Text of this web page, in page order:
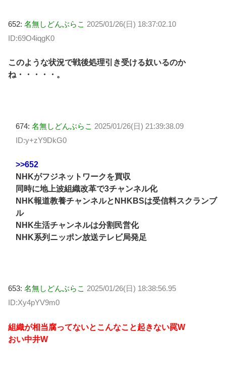
652: 名無しどんぶらこ 2025/01/26(日) 18:37:02.10
ID:69O4iqgK0
このような状況で戦後処理引き受ける奴いるのか
ね・・・・・。
674: 名無しどんぶらこ 2025/01/26(日) 21:39:38.09
ID:y+zY9DkG0
>>652
NHKがフジネットワークを買収
同時に地上波組織改革で3チャンネル化
NHK報道教養チャンネルとNHKBSは受信料スクランブ
ル
NHK生活チャンネルは分割民営化
NHK系列ニッポン放送テレビ局発足
653: 名無しどんぶらこ 2025/01/26(日) 18:38:56.95
ID:Xy4pYV9m0
組織が相当腐ってないとこんなこと起きない罠W
おい中井W